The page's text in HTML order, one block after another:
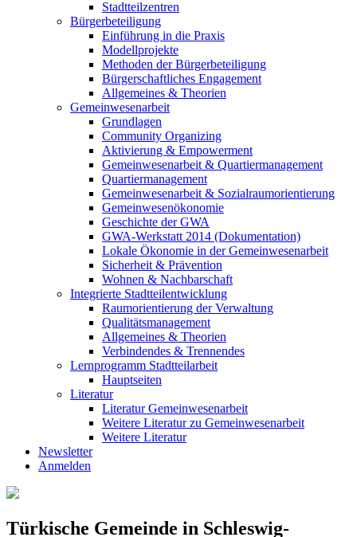
Stadtteilzentren
Bürgerbeteiligung
Einführung in die Praxis
Modellprojekte
Methoden der Bürgerbeteiligung
Bürgerschaftliches Engagement
Allgemeines & Theorien
Gemeinwesenarbeit
Grundlagen
Community Organizing
Aktivierung & Empowerment
Gemeinwesenarbeit & Quartiermanagement
Quartiermanagement
Gemeinwesenarbeit & Sozialraumorientierung
Gemeinwesenökonomie
Geschichte der GWA
GWA-Werkstatt 2014 (Dokumentation)
Lokale Ökonomie in der Gemeinwesenarbeit
Sicherheit & Prävention
Wohnen & Nachbarschaft
Integrierte Stadtteilentwicklung
Raumorientierung der Verwaltung
Qualitätsmanagement
Allgemeines & Theorien
Verbindendes & Trennendes
Lernprogramm Stadtteilarbeit
Hauptseiten
Literatur
Literatur Gemeinwesenarbeit
Weitere Literatur zu Gemeinwesenarbeit
Weitere Literatur
Newsletter
Anmelden
Türkische Gemeinde in Schleswig-